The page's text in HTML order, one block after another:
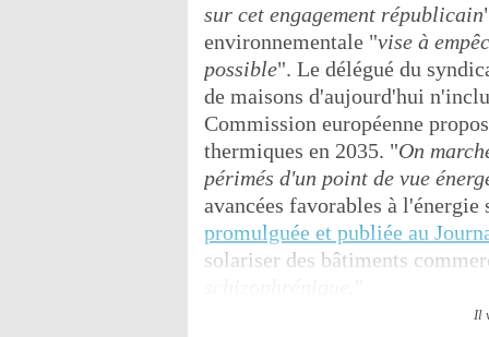
sur cet engagement républicain
environnementale "vise à
possible". Le délégué du
de maisons d'aujourd'hui
Commission européenne
thermiques en 2035. "On
périmés d'un point de vue
avancées favorables à
promulguée et publiée au
solariser des bâtiments
Il